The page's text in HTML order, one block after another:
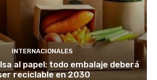
INTERNACIONALES
al papel: todo embalaje deberá
reciclable en 2030